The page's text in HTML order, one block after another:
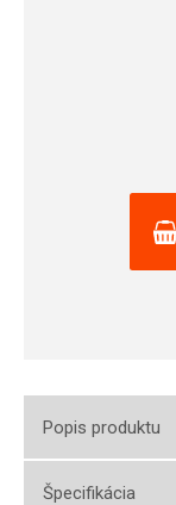
Popis produktu
Špecifikácia